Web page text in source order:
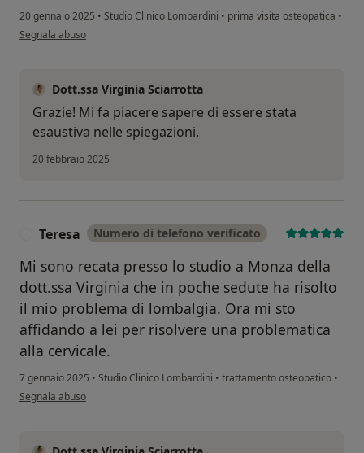
20 gennaio 2025 • Studio Clinico Lombardini • prima visita osteopatica •
secondo l'opinione dell'utente Francesco
Segnala abuso
Dott.ssa Virginia Sciarrotta
Grazie! Mi fa piacere sapere di essere stata
esaustiva nelle spiegazioni.
20 febbraio 2025
Teresa Numero di telefono verificato
Mi sono recata presso lo studio a Monza della
dott.ssa Virginia che in poche sedute ha risolto
il mio problema di lombalgia. Ora mi sto
affidando a lei per risolvere una problematica
alla cervicale.
7 gennaio 2025 • Studio Clinico Lombardini • trattamento osteopatico •
secondo l'opinione dell'utente Teresa
Segnala abuso